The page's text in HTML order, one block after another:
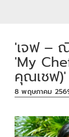
'เจฟ –
'My
คุณเชฟ)'
8 พฤษภาคม